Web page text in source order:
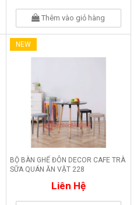
Thêm vào giỏ hàng
NEW
BỘ BÀN GHẾ ĐÔN DECOR CAFE TRÀ
SỮA QUÁN ĂN VẶT 228
Liên Hệ